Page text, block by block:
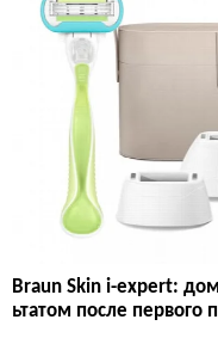
Braun Skin i-expert:
ьтатом после первого